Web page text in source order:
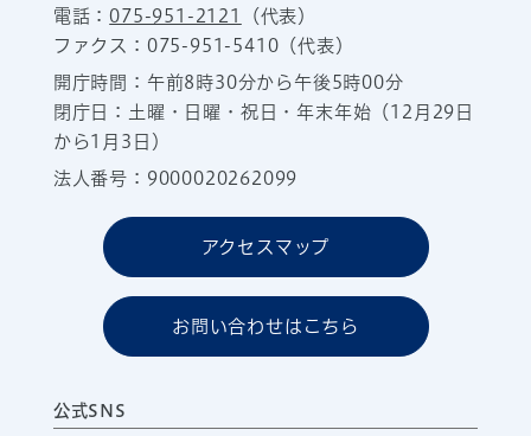
電話：075-951-2121
（代表）
ファクス：075-951-5410（代表）
開庁時間：午前8時30分から午後5時00分
閉庁日：土曜・日曜・祝日・年末年始（12月29日
から1月3日）
法人番号：9000020262099
アクセスマップ
お問い合わせはこちら
公式SNS